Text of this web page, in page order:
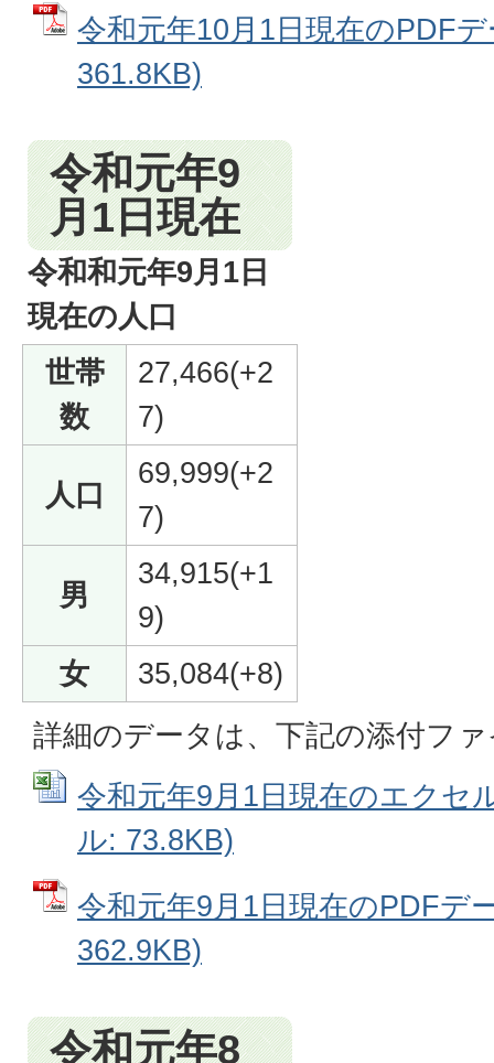
令和元年10月1日現在のPDF
361.8KB)
令和元年9
月1日現在
令和和元年9月1日
現在の人口
世帯
数
27,466(+2
7)
人口
69,999(+2
7)
男
34,915(+1
9)
女
35,084(+8)
詳細のデータは、下記の添付フ
令和元年9月1日現在のエクセ
ル: 73.8KB)
令和元年9月1日現在のPDFデ
362.9KB)
令和元年8